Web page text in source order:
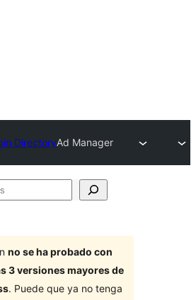
DirectoryAd Manager
no se ha probado con
3 versiones mayores de
. Puede que ya no tenga